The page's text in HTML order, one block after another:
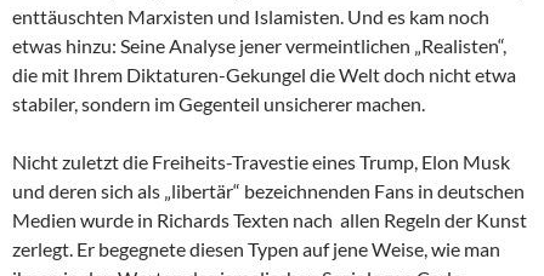
enttäuschten Marxisten und Islamisten. Und es kam noch
etwas hinzu: Seine Analyse jener vermeintlichen „Realisten“,
die mit Ihrem Diktaturen-Gekungel die Welt doch nicht etwa
stabiler, sondern im Gegenteil unsicherer machen.
Nicht zuletzt die Freiheits-Travestie eines Trump, Elon Musk
und deren sich als „libertär“ bezeichnenden Fans in deutschen
Medien wurde in Richards Texten nach allen Regeln der Kunst
zerlegt. Er begegnete diesen Typen auf jene Weise, wie man